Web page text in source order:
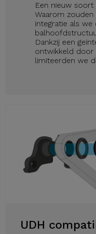
Een nieuw
Waarom
integratie als
Dankzij een
ontwikkeld door
limiteerden we
UDH